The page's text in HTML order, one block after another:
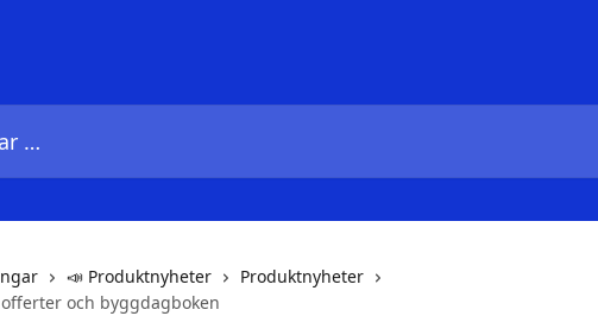
📣 Produktnyheter
Produktnyheter
och byggdagboken